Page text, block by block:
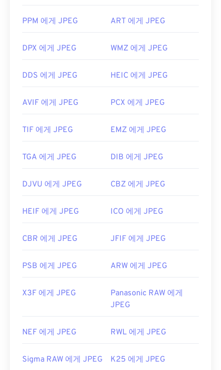
https://en.wikipedia.org/wiki/JPEG
PPM 에게 JPEG ART 에게 JPEG
DPX 에게 JPEG WMZ 에게 JPEG
DDS 에게 JPEG HEIC 에게 JPEG
AVIF 에게 JPEG PCX 에게 JPEG
TIF 에게 JPEG EMZ 에게 JPEG
TGA 에게 JPEG DIB 에게 JPEG
DJVU 에게 JPEG CBZ 에게 JPEG
HEIF 에게 JPEG ICO 에게 JPEG
CBR 에게 JPEG JFIF 에게 JPEG
PSB 에게 JPEG ARW 에게 JPEG
X3F 에게 JPEG
Panasonic RAW 에게
JPEG
NEF 에게 JPEG RWL 에게 JPEG
Sigma RAW 에게 JPEG K25 에게 JPEG